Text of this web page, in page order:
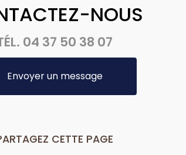
NOUS
04 37 50 38 07
Envoyer un message
CETTE PAGE